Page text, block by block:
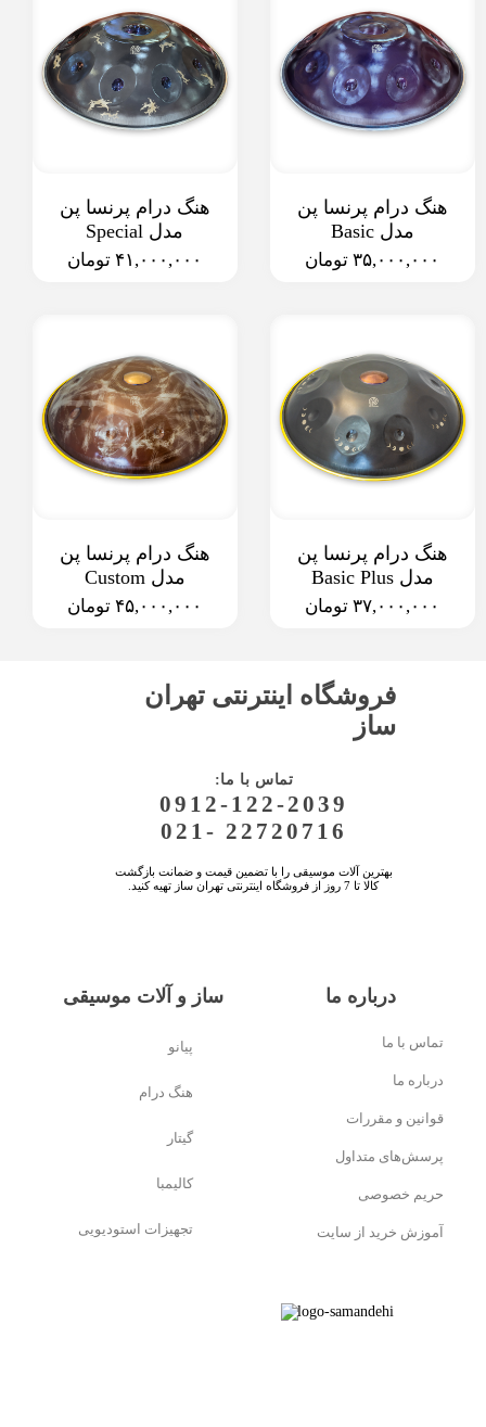
هنگ درام پرنسا پن
مدل Basic
۳۵,۰۰۰,۰۰۰ تومان
هنگ درام پرنسا پن
مدل Special
۴۱,۰۰۰,۰۰۰ تومان
هنگ درام پرنسا پن
مدل Basic Plus
۳۷,۰۰۰,۰۰۰ تومان
هنگ درام پرنسا پن
مدل Custom
۴۵,۰۰۰,۰۰۰ تومان
فروشگاه اینترنتی تهران
ساز
:تماس با ما
0912-122-2039
021- 22720716
بهترین آلات موسیقی را با تضمین قیمت و ضمانت بازگشت
کالا تا 7 روز از فروشگاه اینترنتی تهران ساز تهیه کنید.
تماس با ما
درباره ما
قوانین و مقررات
پرسش‌های متداول
حریم خصوصی
آموزش خرید از سایت
درباره ما ساز و آلات موسیقی
پیانو
هنگ درام
گیتار
کالیمبا
تجهیزات استودیویی